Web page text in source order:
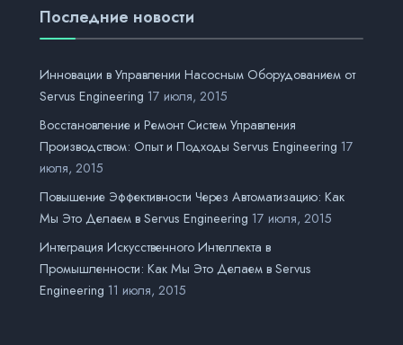
Последние новости
Инновации в Управлении Насосным Оборудованием от
Servus Engineering 17 июля, 2015
Восстановление и Ремонт Систем Управления
Производством: Опыт и Подходы Servus Engineering 17
июля, 2015
Повышение Эффективности Через Автоматизацию: Как
Мы Это Делаем в Servus Engineering 17 июля, 2015
Интеграция Искусственного Интеллекта в
Промышленности: Как Мы Это Делаем в Servus
Engineering 11 июля, 2015